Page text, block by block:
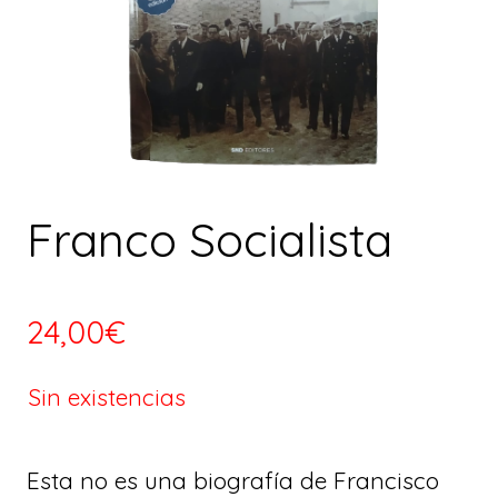
Franco Socialista
24,00€
Sin existencias
Esta no es una biografía de Francisco